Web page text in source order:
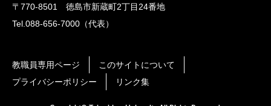
〒770-8501 徳島市新蔵町2丁目24番地
Tel.088-656-7000（代表）
教職員専用ページ
このサイトについて
プライバシーポリシー
リンク集